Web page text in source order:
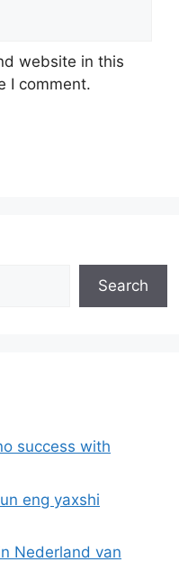
website in this
I comment.
Search
success with
eng yaxshi
Nederland van